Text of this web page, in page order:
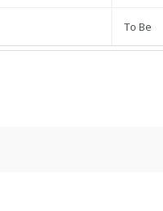
To Be